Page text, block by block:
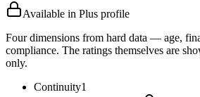
Available in Plus profile
Four dimensions from hard data — age,
compliance. The ratings themselves are
only.
Continuity1